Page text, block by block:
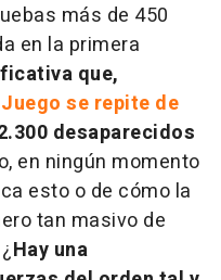
más de 450
en la primera
que,
se repite de
desaparecidos
en ningún momento
esto o de cómo la
tan masivo de
Hay una